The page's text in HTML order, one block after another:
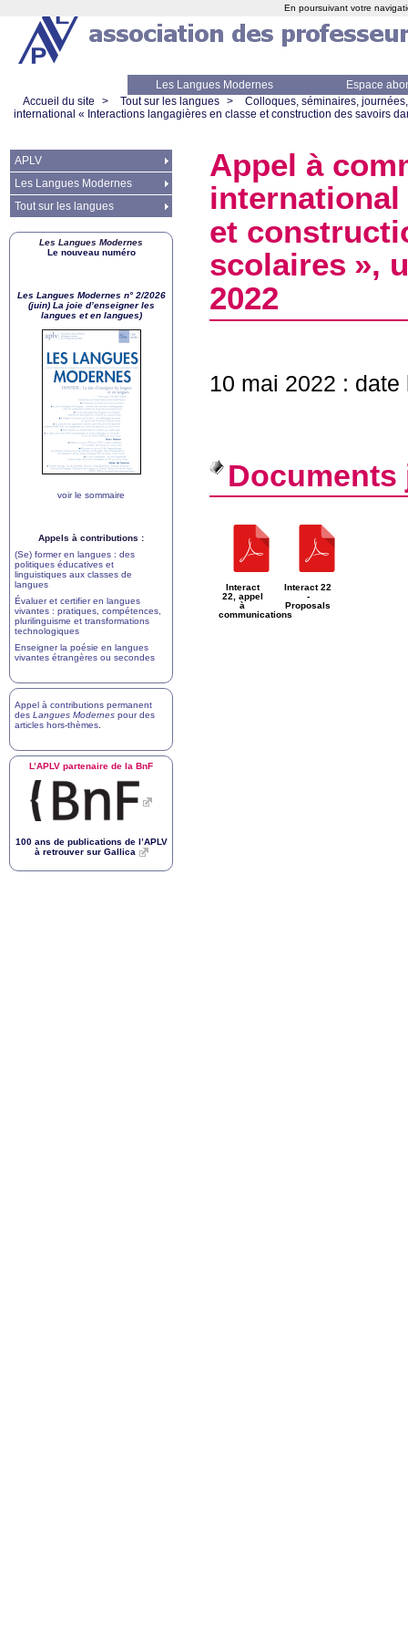
Les Langues Modernes
Espace
Accueil du site
> Tout sur les langues >
Colloques, séminaires,
international « Interactions langagières en classe et construction des savoirs
Appel à
international
et
scolaires »,
2022
10 mai 2022 :
Documents
Interact
22, appel
à
communications
Interact 22
-
Proposals
APLV
Les Langues Modernes
Tout sur les langues
Les Langues Modernes
Le nouveau numéro
Les Langues Modernes n° 2/2026
(juin) La joie d’enseigner les
langues et en langues)
voir le sommaire
Appels à contributions :
(Se) former en langues : des
politiques éducatives et
linguistiques aux classes de
langues
Évaluer et certifier en langues
vivantes : pratiques, compétences,
plurilinguisme et transformations
technologiques
Enseigner la poésie en langues
vivantes étrangères ou secondes
Appel à contributions permanent
des Langues Modernes pour des
articles hors-thèmes
L’APLV partenaire de la BnF
100 ans de publications de l’APLV
à retrouver sur Gallica
En poursuivant votre